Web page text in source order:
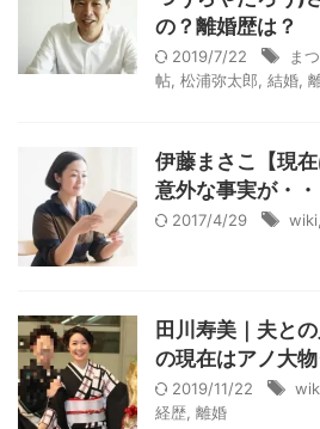
の？離婚歴は？
2019/7/22 ま
帖 松浦弥太郎 結婚
伊藤まさこ【現在
意外な事実が・
2017/4/29 wiki
田川寿美｜夫と
の現在はアノ大
2019/11/22
経歴 離婚